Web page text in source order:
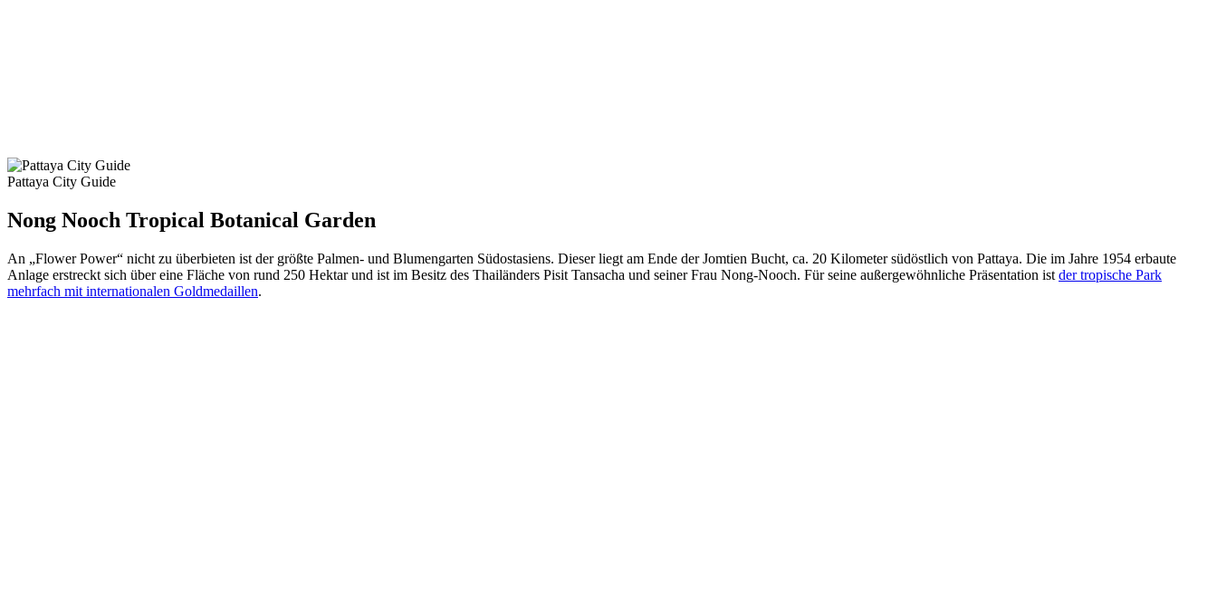
Pattaya City Guide
Nong Nooch Tropical Botanical Garden
An „Flower Power“ nicht zu überbieten ist der größte Palmen- und Blumengarten Südostasiens. Dieser liegt am Ende der Jomtien Bucht, ca. 20 Kilometer südöstlich von Pattaya. Die im Jahre 1954 erbaute
Anlage erstreckt sich über eine Fläche von rund 250 Hektar und ist im Besitz des Thailänders Pisit Tansacha und seiner Frau Nong-Nooch. Für seine außergewöhnliche Präsentation ist der tropische Park
mehrfach mit internationalen Goldmedaillen.